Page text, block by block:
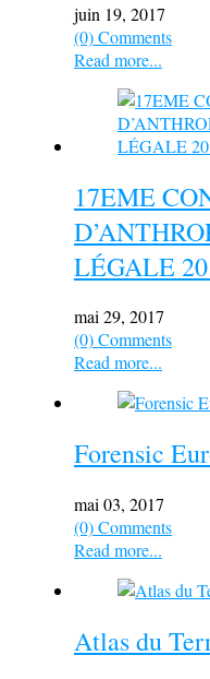
juin 19, 2017
(0) Comments
Read more...
17EME
LÉGALE
mai 29, 2017
(0) Comments
Read more...
Forensic
mai 03, 2017
(0) Comments
Read more...
Atlas du